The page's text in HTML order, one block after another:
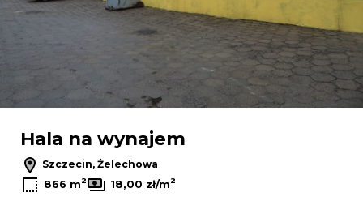
Hala na wynajem
Szczecin, Żelechowa
866 m2 18,00 zł/m2